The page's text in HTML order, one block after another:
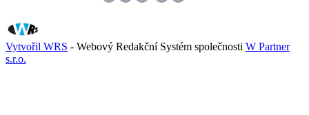
Vytvořil WRS - Webový Redakční Systém společnosti W Partner
s.r.o.